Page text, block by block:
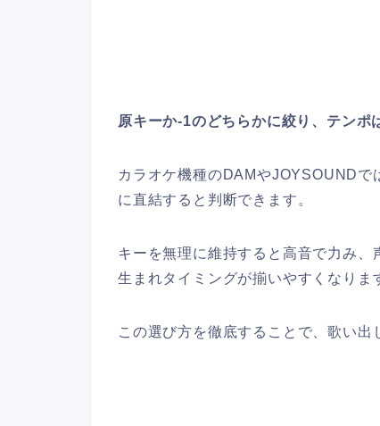
原キーか-1のどちらかに絞り、テンポ
カラオケ機種のDAMやJOYSOUNDで
に直結すると判断できます。
キーを無理に維持すると高音で力み
生まれタイミングが揃いやすくなりま
この選び方を徹底することで、歌い出